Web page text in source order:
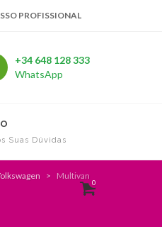
PROFISSIONAL
+34 648 128 333
WhatsApp
Suas Dúvidas
0
Multivan